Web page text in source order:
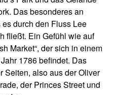
Das besonderes an
durch den Fluss Lee
fließt. Ein Gefühl wie auf
Market“, der sich in einem
1786 befindet. Das
Seiten, also aus der Oliver
der Princes Street und